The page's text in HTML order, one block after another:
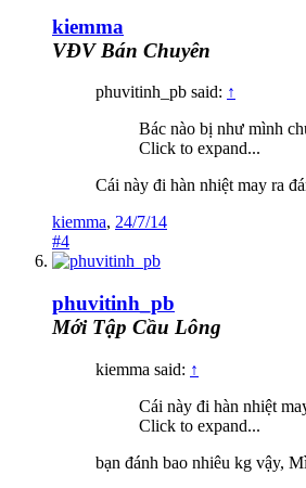
kiemma
VĐV Bán Chuyên
phuvitinh_pb said: ↑
Bác nào bị như mình
Click to expand...
Cái này đi hàn nhiệt may ra
kiemma, 24/7/14
#4
phuvitinh_pb
Mới Tập Cầu Lông
kiemma said: ↑
Cái này đi hàn nhiệt
Click to expand...
bạn đánh bao nhiêu kg vậy,